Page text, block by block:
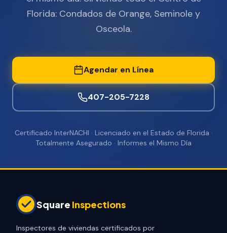
Florida: Condados de Orange, Seminole y
Osceola.
Agendar en Línea
407-205-7228
Certificado InterNACHI · Licenciado en el Estado de Florida ·
Totalmente Asegurado · Informes el Mismo Día
Square Inspections
Inspectores de viviendas certificados por